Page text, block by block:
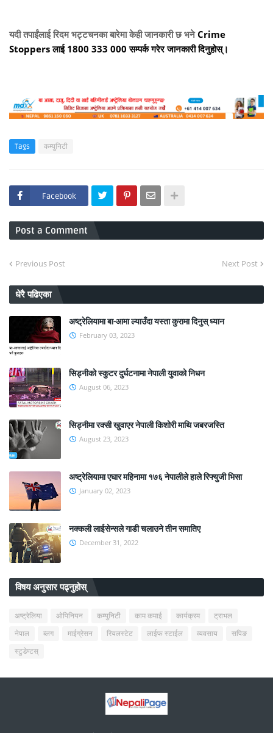
यदी तपाईंलाई रिदम भट्टचनका बारेमा केही जानकारी छ भनेCrime
Stoppers लाई 1800 333 000 सम्पर्क गरेर जानकारी दिनुहोस्।
Tags कम्युनिटी
Facebook
Post a Comment
Previous Post Next Post
धेरै पढिएका
अष्ट्रेलियामा बा-आमा ल्याउँदा यस्ता कुरामा दिनुस् ध्यान
February 03, 2023
सिड्नीको स्कुटर दुर्घटनामा नेपाली युवाको निधन
August 06, 2023
सिड्नीमा रक्सी खुवाएर नेपाली किशोरी माथि जबरजस्ति
August 23, 2023
अष्ट्रेलियामा एघार महिनामा १७६ नेपालीले हाले रिफ्युजी भिसा
January 02, 2023
नक्कली लाईसेन्सले गाडी चलाउने तीन समातिए
December 31, 2022
विषय अनुसार पढ्नुहोस्
अष्ट्रेलिया ओपिनियन कम्युनिटी काम कमाई कार्यक्रम
ट्राभल
नेपाल
ब्लग माईग्रेसन रियलस्टेट लाईफ स्टाईल व्यवसाय
सपिङ
स्टुडेण्टस्